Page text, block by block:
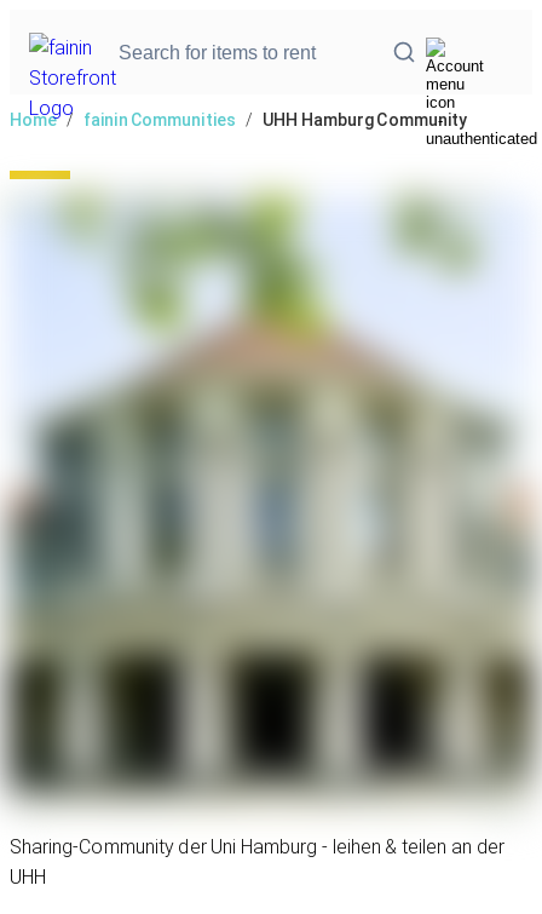
Home / fainin Communities / UHH Hamburg Community
Sharing-Community der Uni Hamburg - leihen & teilen an der
UHH